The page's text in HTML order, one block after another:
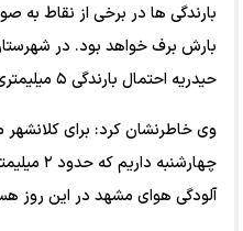
بارندگی ها در برخی از نقاط به
بارش برف خواهد بود. در
حیدریه احتمال بارندگی ۵ میلیمتری باران پیش بینی می شود.
وی خاطرنشان کرد: برای کلانشهر
آلودگی هوای مشهد در این روز